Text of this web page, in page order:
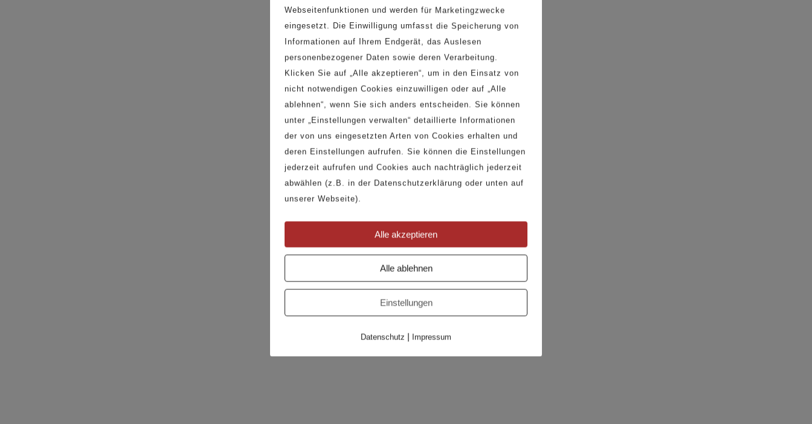
KUNDENSERVICE
Kontakt
Telefon 033231 627 04
Webseitenfunktionen und werden für Marketingzwecke
eingesetzt. Die Einwilligung umfasst die Speicherung von
Informationen auf Ihrem Endgerät, das Auslesen
personenbezogener Daten sowie deren Verarbeitung.
Klicken Sie auf „Alle akzeptieren“, um in den Einsatz von
nicht notwendigen Cookies einzuwilligen oder auf „Alle
ablehnen“, wenn Sie sich anders entscheiden. Sie können
unter „Einstellungen verwalten“ detaillierte Informationen
der von uns eingesetzten Arten von Cookies erhalten und
deren Einstellungen aufrufen. Sie können die Einstellungen
jederzeit aufrufen und Cookies auch nachträglich jederzeit
abwählen (z.B. in der Datenschutzerklärung oder unten auf
unserer Webseite).
Alle akzeptieren
Alle ablehnen
Einstellungen
Datenschutz | Impressum